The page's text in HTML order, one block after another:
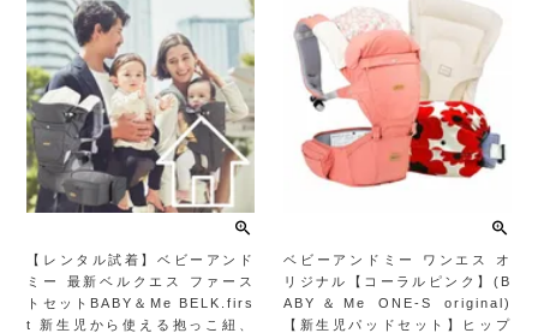
【レンタル試着】ベビーアンド
ミー 最新ベルクエス ファース
トセットBABY＆Me BELK.firs
t 新生児から使える抱っこ紐、
ベビーアンドミー ワンエス オ
リジナル【コーラルピンク】(B
ABY＆Me ONE-S original)
【新生児パッドセット】ヒップ